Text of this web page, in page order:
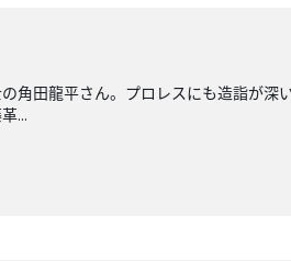
角田龍平さん。プロレスにも造詣が
...